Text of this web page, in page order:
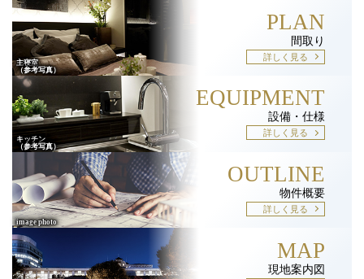
PLAN
間取り
詳しく見る
EQUIPMENT
設備・仕様
詳しく見る
OUTLINE
物件概要
詳しく見る
MAP
現地案内図